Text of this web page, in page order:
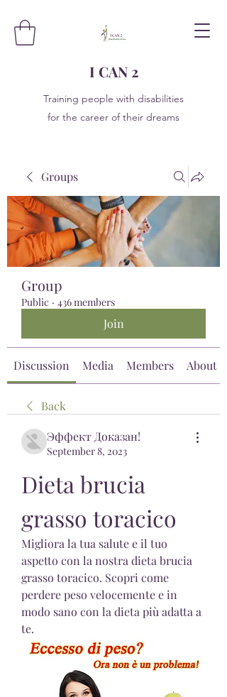
I CAN 2
Training people with disabilities
for the career of their dreams
Groups
Group
Public · 436 members
Join
Discussion Media Members About
Back
Эффект Доказан!
September 8, 2023
Dieta brucia
grasso toracico
Migliora la tua salute e il tuo
aspetto con la nostra dieta brucia
grasso toracico. Scopri come
perdere peso velocemente e in
modo sano con la dieta più adatta a
te.